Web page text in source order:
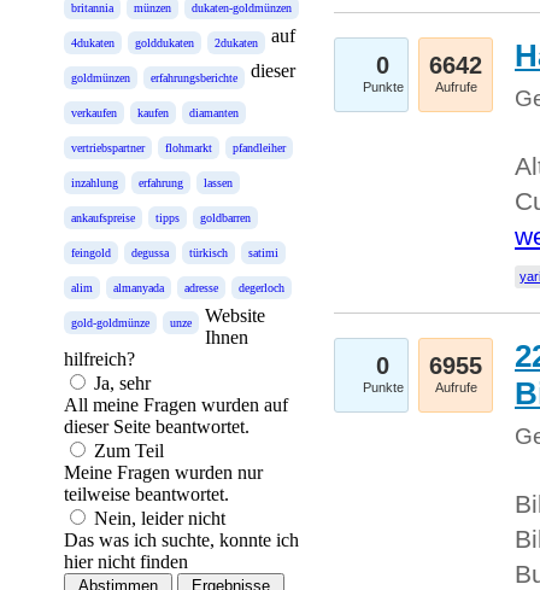
britannia münzen dukaten-goldmünzen
4dukaten golddukaten 2dukaten
goldmünzen erfahrungsberichte
verkaufen kaufen diamanten
vertriebspartner flohmarkt pfandleiher
inzahlung erfahrung lassen
ankaufspreise tipps goldbarren
feingold degussa türkisch satimi
alim almanyada adresse degerloch
gold-goldmünze unze
auf
dieser
Website
Ihnen
hilfreich?
Ja, sehr
All meine Fragen wurden auf
dieser Seite beantwortet.
Zum Teil
Meine Fragen wurden nur
teilweise beantwortet.
Nein, leider nicht
Das was ich suchte, konnte ich
hier nicht finden
0
Punkte
6642
Aufrufe
0
Punkte
6955
Aufrufe